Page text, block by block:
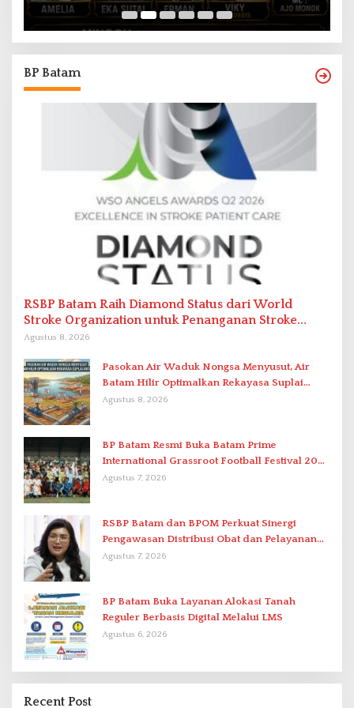
BP Batam
RSBP Batam Raih Diamond Status dari World
Stroke Organization untuk Penanganan Stroke
Berstandar Internasional
Agustus 8, 2026
Pasokan Air Waduk Nongsa Menyusut, Air
Batam Hilir Optimalkan Rekayasa Suplai
Antar-IPAM
Agustus 8, 2026
BP Batam Resmi Buka Batam Prime
International Grassroot Football Festival 2026
di Stadion Temenggung Abdul Jamal
Agustus 7, 2026
RSBP Batam dan BPOM Perkuat Sinergi
Pengawasan Distribusi Obat dan Pelayanan
Kefarmasian
Agustus 7, 2026
BP Batam Buka Layanan Alokasi Tanah
Reguler Berbasis Digital Melalui LMS
Agustus 6, 2026
Recent Post